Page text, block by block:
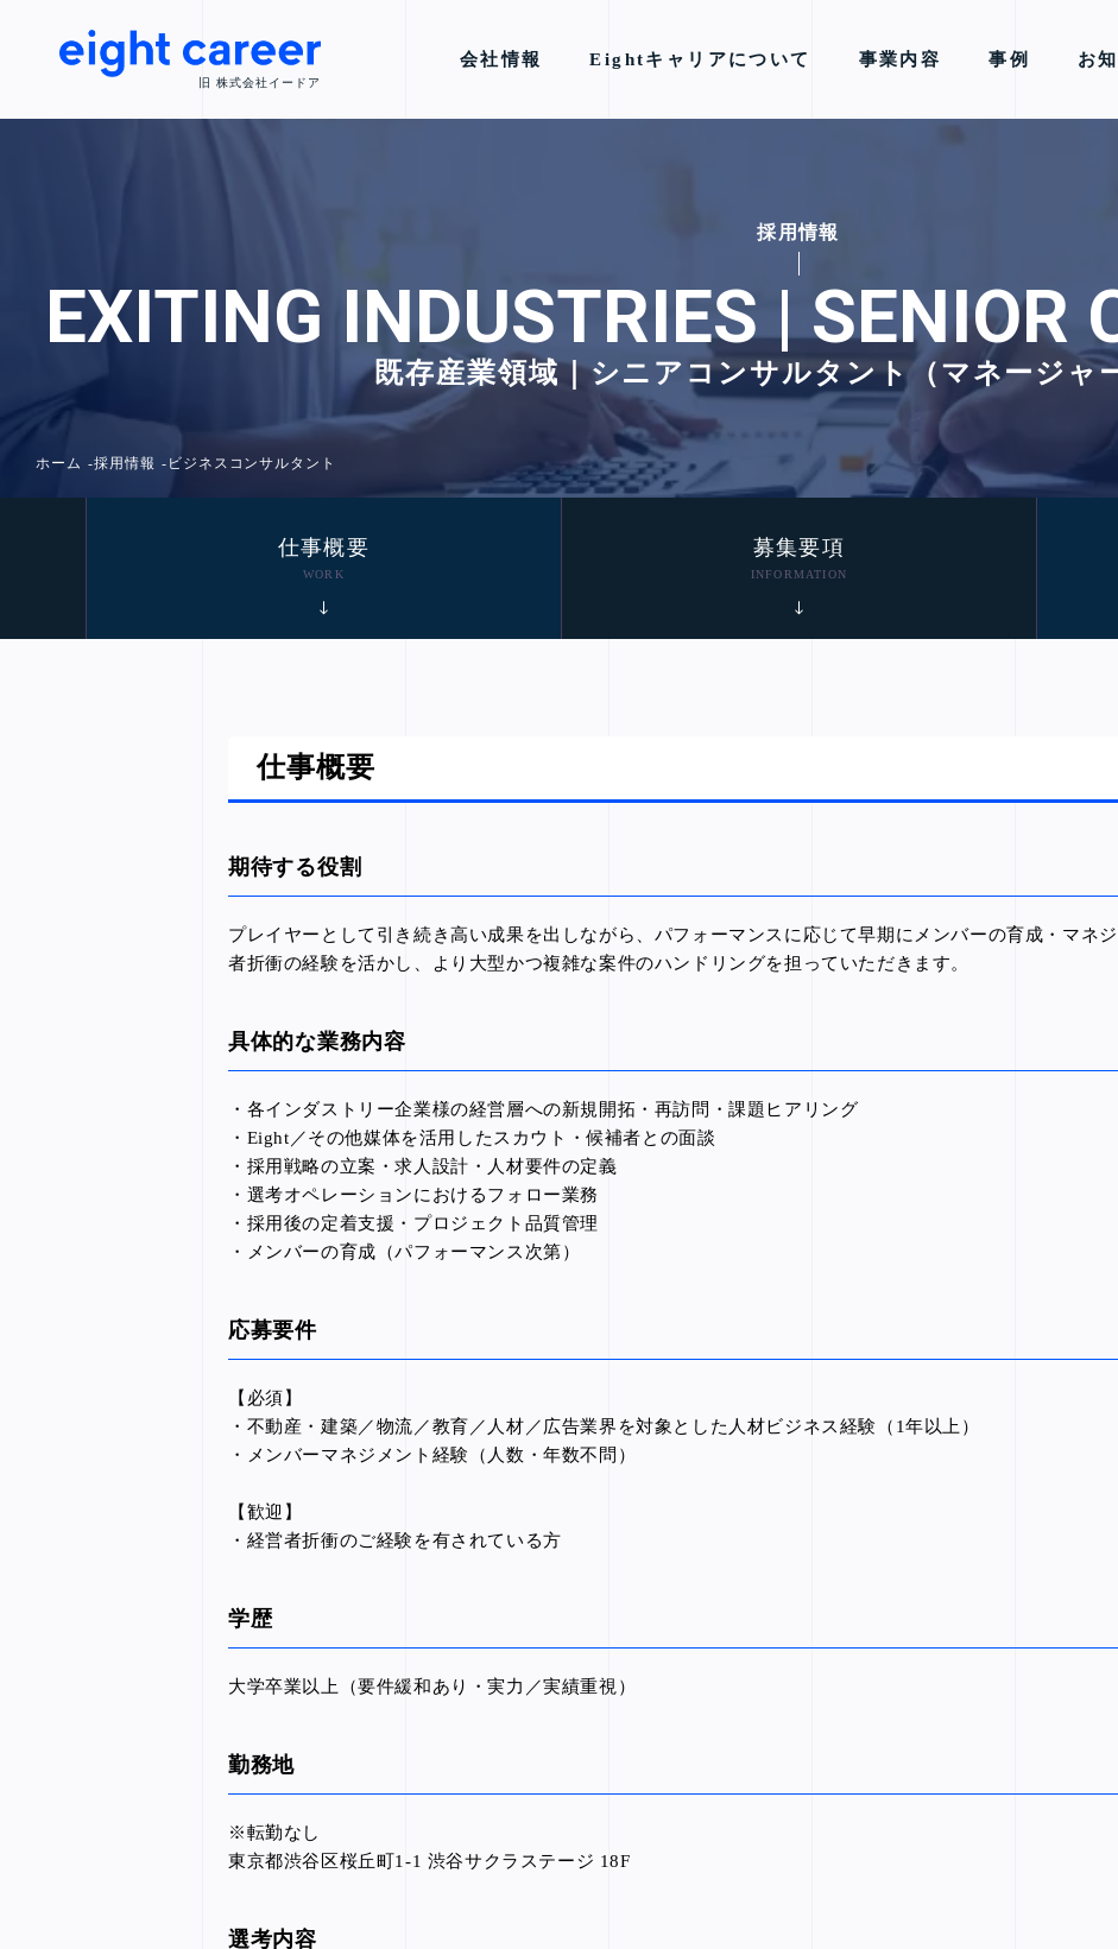
旧 株式会社イードア
会社情報 Eightキャリアについて 事業内容 事例 お
採用情報
EXITING INDUSTRIES | SENIOR
既存産業領域｜シニアコンサルタント（マネージャ
ホーム 採用情報 ビジネスコンサルタント
仕事概要
WORK
募集要項
INFORMATION
仕事概要
期待する役割
プレイヤーとして引き続き高い成果を出しながら、パフォーマンスに応じて早期にメンバーの育成・マネ
者折衝の経験を活かし、より大型かつ複雑な案件のハンドリングを担っていただきます。
具体的な業務内容
・各インダストリー企業様の経営層への新規開拓・再訪問・課題ヒアリング
・Eight／その他媒体を活用したスカウト・候補者との面談
・採用戦略の立案・求人設計・人材要件の定義
・選考オペレーションにおけるフォロー業務
・採用後の定着支援・プロジェクト品質管理
・メンバーの育成（パフォーマンス次第）
応募要件
【必須】
・不動産・建築／物流／教育／人材／広告業界を対象とした人材ビジネス経験（1年以上）
・メンバーマネジメント経験（人数・年数不問）
【歓迎】
・経営者折衝のご経験を有されている方
学歴
大学卒業以上（要件緩和あり・実力／実績重視）
勤務地
※転勤なし
東京都渋谷区桜丘町1-1 渋谷サクラステージ 18F
選考内容